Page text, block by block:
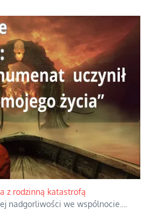
z rodzinną katastrofą
nadgorliwości we wspólnocie.